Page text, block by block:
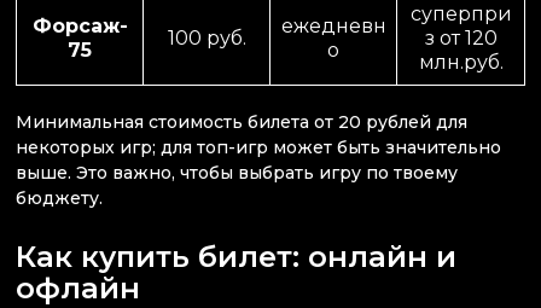
Форсаж-
75
100 руб.
ежедневн
о
суперпри
з от 120
млн.руб.
Минимальная стоимость билета от 20 рублей для
некоторых игр; для топ-игр может быть значительно
выше. Это важно, чтобы выбрать игру по твоему
бюджету.
Как купить билет: онлайн и
офлайн